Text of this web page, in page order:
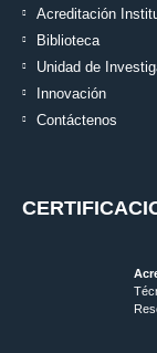
Acreditación
Biblioteca
Unidad de
Innovación
Contáctenos